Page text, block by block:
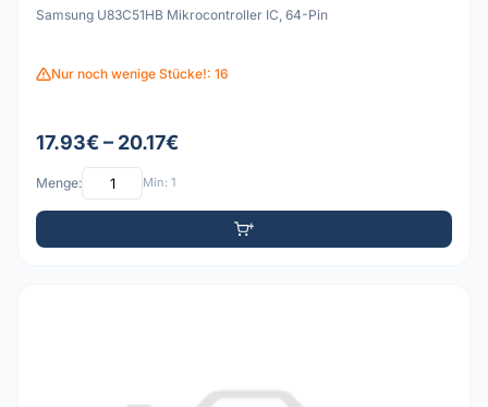
Samsung U83C51HB Mikrocontroller IC, 64-Pin
Nur noch wenige Stücke!: 16
17.93€ – 20.17€
Menge: Min: 1